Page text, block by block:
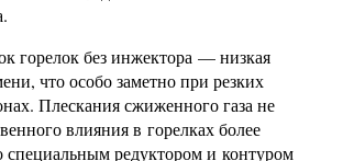
горелок без инжектора — низкая
что особо заметно при резких
Плескания сжиженного газа не
влияния в горелках более
специальным редуктором и контуром